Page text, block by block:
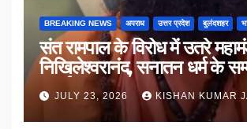
BREAKING NEWS अपराध उत्तर प्रदेश बुलंदशहर
संत रामपाल के विरोध में उतरे
निखिलेश्वरानंद, सनातन धर्म के
उठाई मांग
JULY 23, 2026 KISHAN KUMAR